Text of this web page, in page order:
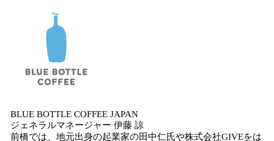
BLUE BOTTLE COFFEE JAPAN
ジェネラルマネージャー 伊藤 諒
前橋では、地元出身の起業家の田中仁氏や株式会社GIVEをは